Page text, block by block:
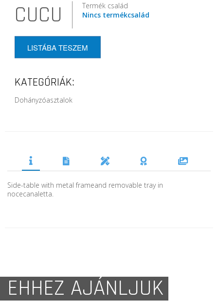
CUCU
Termék család
Nincs termékcsalád
LISTÁBA TESZEM
KATEGÓRIÁK:
Dohányzóasztalok
Side-table with metal frameand removable tray in
nocecanaletta.
EHHEZ AJÁNLJUK